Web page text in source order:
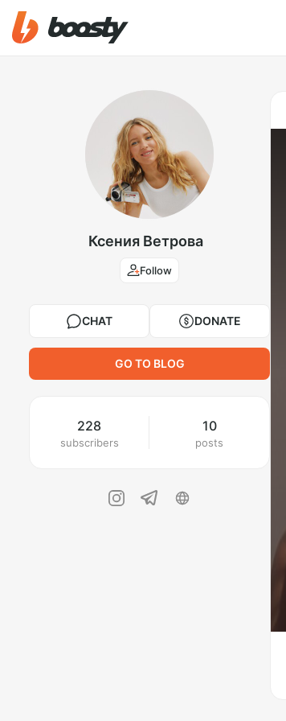
Ксения Ветрова
Follow
CHAT DONATE
GO TO BLOG
228
subscribers
10
posts